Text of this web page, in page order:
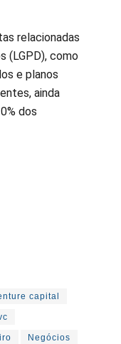
relacionadas
(LGPD), como
e planos
ainda
dos
capital
Negócios